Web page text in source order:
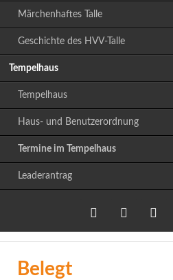
Märchenhaftes Talle
Geschichte des HVV-Talle
Tempelhaus
Tempelhaus
Haus- und Benutzerordnung
Termine im Tempelhaus
Leaderantrag
Belegt